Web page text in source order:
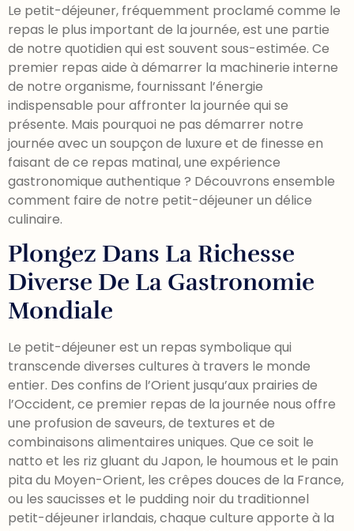
Le petit-déjeuner, fréquemment proclamé comme le
repas le plus important de la journée, est une partie
de notre quotidien qui est souvent sous-estimée. Ce
premier repas aide à démarrer la machinerie interne
de notre organisme, fournissant l’énergie
indispensable pour affronter la journée qui se
présente. Mais pourquoi ne pas démarrer notre
journée avec un soupçon de luxure et de finesse en
faisant de ce repas matinal, une expérience
gastronomique authentique ? Découvrons ensemble
comment faire de notre petit-déjeuner un délice
culinaire.
Plongez Dans La Richesse
Diverse De La Gastronomie
Mondiale
Le petit-déjeuner est un repas symbolique qui
transcende diverses cultures à travers le monde
entier. Des confins de l’Orient jusqu’aux prairies de
l’Occident, ce premier repas de la journée nous offre
une profusion de saveurs, de textures et de
combinaisons alimentaires uniques. Que ce soit le
natto et les riz gluant du Japon, le houmous et le pain
pita du Moyen-Orient, les crêpes douces de la France,
ou les saucisses et le pudding noir du traditionnel
petit-déjeuner irlandais, chaque culture apporte à la